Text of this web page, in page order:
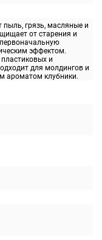
пыль, грязь, масляные и
от старения и
эффектом.
и
для молдингов и
ароматом клубники.